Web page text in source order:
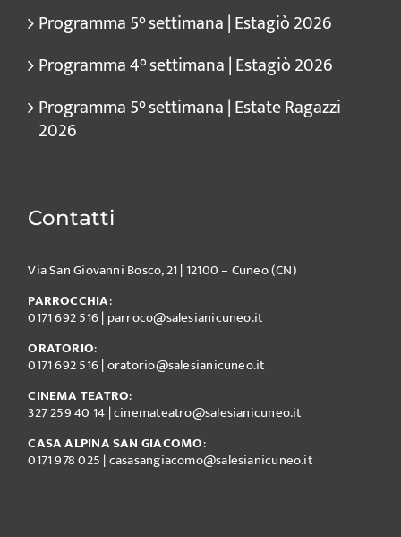
Programma 5° settimana | Estagiò 2026
Programma 4° settimana | Estagiò 2026
Programma 5° settimana | Estate Ragazzi
2026
Contatti
Via San Giovanni Bosco, 21 | 12100 – Cuneo (CN)
PARROCCHIA:
0171 692 516| parroco@salesianicuneo.it
ORATORIO:
0171 692 516|oratorio@salesianicuneo.it
CINEMA TEATRO:
327 259 40 14 |cinemateatro@salesianicuneo.it
CASA ALPINA SAN GIACOMO:
0171 978 025 |casasangiacomo@salesianicuneo.it